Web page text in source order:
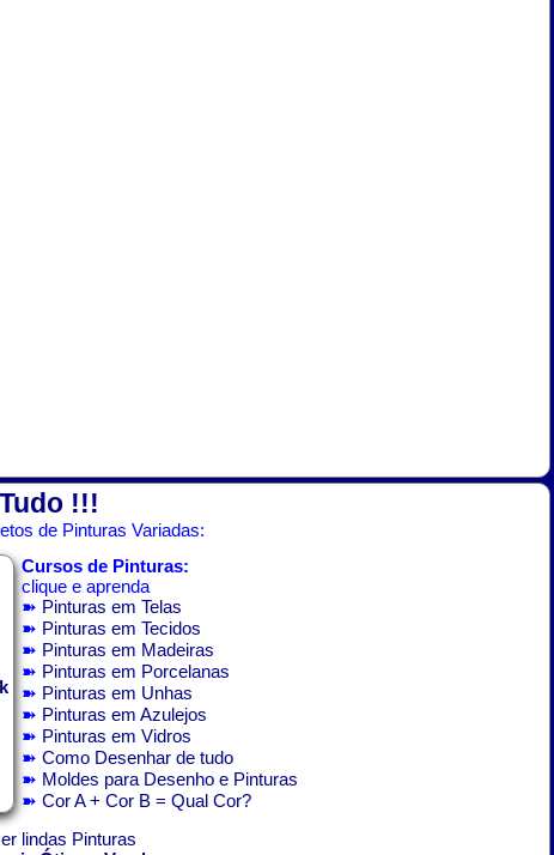
!!!
de Pinturas Variadas:
Cursos de Pinturas:
clique e aprenda
➽ Pinturas em Telas
➽ Pinturas em Tecidos
➽ Pinturas em Madeiras
➽ Pinturas em Porcelanas
➽ Pinturas em Unhas
➽ Pinturas em Azulejos
➽ Pinturas em Vidros
➽ Como Desenhar de tudo
➽ Moldes para Desenho e Pinturas
➽ Cor A + Cor B = Qual Cor?
lindas Pinturas